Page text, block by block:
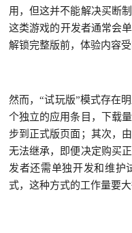
用，但这并不能解决买断
这类游戏的开发者通常会
解锁完整版前，体验内容受
然而，“试玩版”模式存在
个独立的应用条目，下载
步到正式版页面；其次，
无法继承，即便决定购买
发者还需单独开发和维护
式，这种方式的工作量要大